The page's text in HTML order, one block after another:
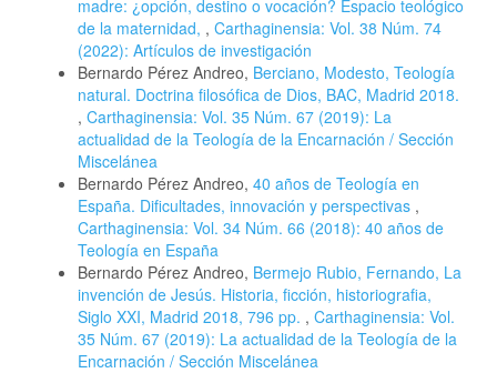
madre: ¿opción, destino o vocación? Espacio teológico
de la maternidad, , Carthaginensia: Vol. 38 Núm. 74
(2022): Artículos de investigación
Bernardo Pérez Andreo, Berciano, Modesto, Teología
natural. Doctrina filosófica de Dios, BAC, Madrid 2018.
, Carthaginensia: Vol. 35 Núm. 67 (2019): La
actualidad de la Teología de la Encarnación / Sección
Miscelánea
Bernardo Pérez Andreo, 40 años de Teología en
España. Dificultades, innovación y perspectivas ,
Carthaginensia: Vol. 34 Núm. 66 (2018): 40 años de
Teología en España
Bernardo Pérez Andreo, Bermejo Rubio, Fernando, La
invención de Jesús. Historia, ficción, historiografia,
Siglo XXI, Madrid 2018, 796 pp. , Carthaginensia: Vol.
35 Núm. 67 (2019): La actualidad de la Teología de la
Encarnación / Sección Miscelánea